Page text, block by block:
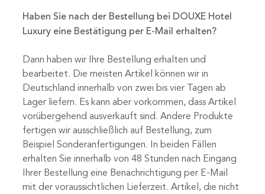
Haben Sie nach der Bestellung bei DOUXE Hotel
Luxury eine Bestätigung per E-Mail erhalten?
Dann haben wir Ihre Bestellung erhalten und
bearbeitet. Die meisten Artikel können wir in
Deutschland innerhalb von zwei bis vier Tagen ab
Lager liefern. Es kann aber vorkommen, dass Artikel
vorübergehend ausverkauft sind. Andere Produkte
fertigen wir ausschließlich auf Bestellung, zum
Beispiel Sonderanfertigungen. In beiden Fällen
erhalten Sie innerhalb von 48 Stunden nach Eingang
Ihrer Bestellung eine Benachrichtigung per E-Mail
mit der voraussichtlichen Lieferzeit. Artikel, die nicht